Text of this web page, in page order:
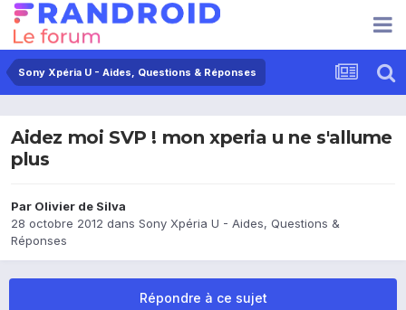
Sony Xpéria U - Aides, Questions & Réponses
Aidez moi SVP ! mon xperia u ne s'allume
plus
Par Olivier de Silva
28 octobre 2012 dans Sony Xpéria U - Aides, Questions &
Réponses
Répondre à ce sujet